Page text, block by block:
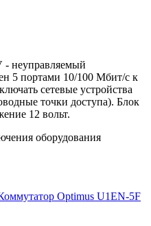
- неуправляемый
5 портами 10/100 Мбит/с к
сетевые устройства
точки доступа). Блок
12 вольт.
оборудования
Optimus U1EN-5F